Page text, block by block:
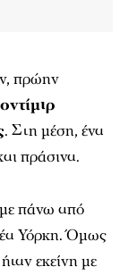
πρώην
. Στη μέση, ένα
πράσινα.
πάνω από
Υόρκη. Όμως
εκείνη με